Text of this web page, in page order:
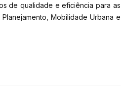
de qualidade e eficiência para as
Mobilidade Urbana e